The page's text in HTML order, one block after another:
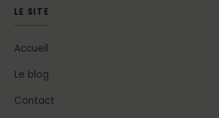
LE SITE
Accueil
Le blog
Contact